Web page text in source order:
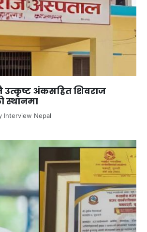
उत्कृष्ट अंकसहित शिवराज
स्थानमा
Interview Nepal